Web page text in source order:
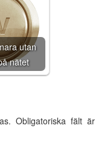
utan
nätet
Obligatoriska fält är